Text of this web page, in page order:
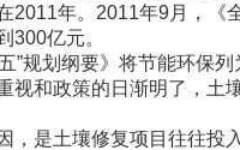
年。2011年9月，《全
300亿元。
划纲要》将节能环保列
和政策的日渐明了，土壤
是土壤修复项目往往投入